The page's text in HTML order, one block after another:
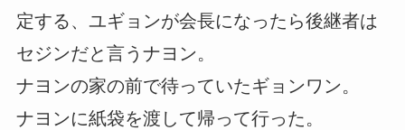
定する、ユギョンが会長になったら後継者は
セジンだと言うナヨン。
ナヨンの家の前で待っていたギョンワン。
ナヨンに紙袋を渡して帰って行った。